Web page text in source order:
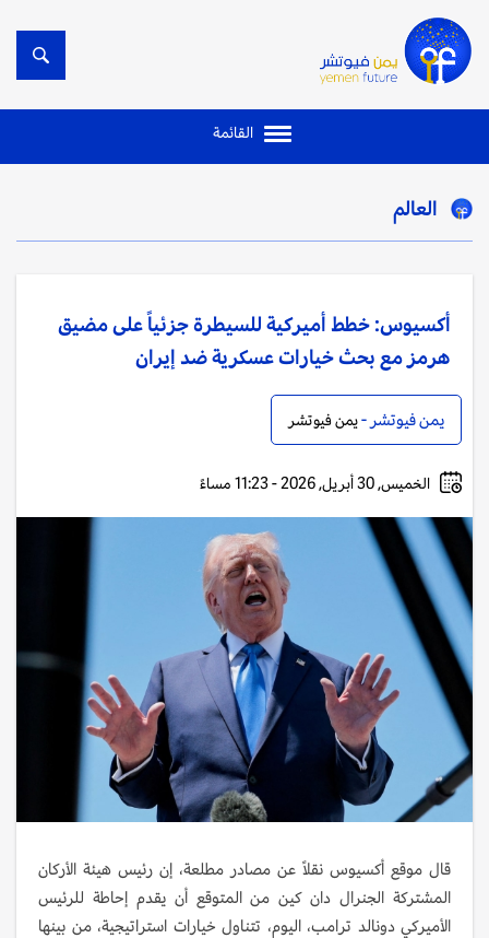
القائمة
العالم
أكسيوس: خطط أميركية للسيطرة جزئياً على مضيق
هرمز مع بحث خيارات عسكرية ضد إيران
يمن فيوتشر -يمن فيوتشر
الخميس, 30 أبريل, 2026 - 11:23 مساءً
قال موقع أكسيوس نقلاً عن مصادر مطلعة، إن رئيس هيئة الأركان
المشتركة الجنرال دان كين من المتوقع أن يقدم إحاطة للرئيس
الأميركي دونالد ترامب، اليوم، تتناول خيارات استراتيجية، من بينها